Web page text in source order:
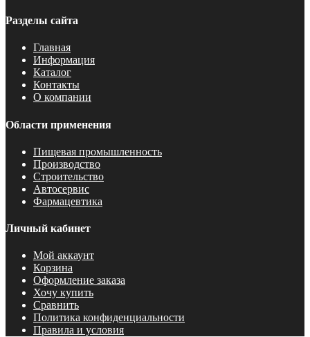
Разделы сайта
Главная
Информация
Каталог
Контакты
О компании
Области применения
Пищевая промышленность
Производство
Строительство
Автосервис
Фармацевтика
Личный кабинет
Мой аккаунт
Корзина
Оформление заказа
Хочу купить
Сравнить
Политика конфиденциальности
Правила и условия